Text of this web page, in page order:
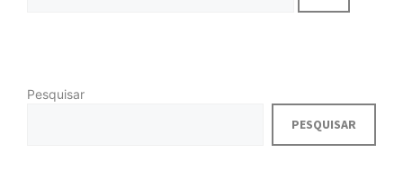
Pesquisar
PESQUISAR